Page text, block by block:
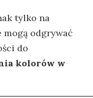
tylko na
mogą odgrywać
do
kolorów w